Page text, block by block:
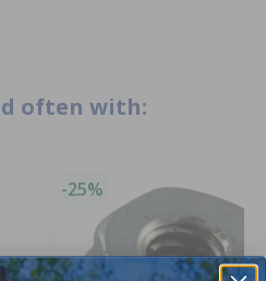
often with:
-25%